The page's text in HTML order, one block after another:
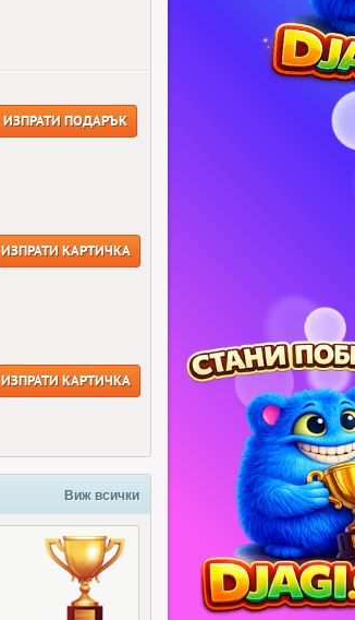
ИЗПРАТИ ПОДАРЪК
ИЗПРАТИ КАРТИЧКА
ИЗПРАТИ КАРТИЧКА
Виж всички